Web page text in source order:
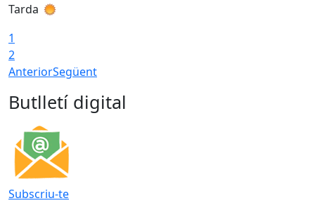
Tarda
1
2
AnteriorSegüent
Butlletí digital
Subscriu-te